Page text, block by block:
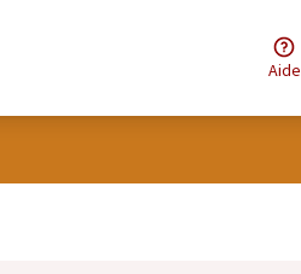
Aide